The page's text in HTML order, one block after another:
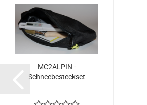
MC2ALPIN -
Schneebesteckset